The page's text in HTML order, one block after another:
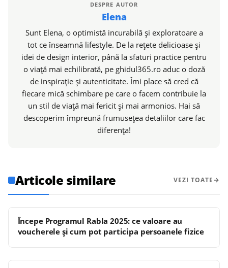
DESPRE AUTOR
Elena
Sunt Elena, o optimistă incurabilă și exploratoare a
tot ce înseamnă lifestyle. De la rețete delicioase și
idei de design interior, până la sfaturi practice pentru
o viață mai echilibrată, pe ghidul365.ro aduc o doză
de inspirație și autenticitate. Îmi place să cred că
fiecare mică schimbare pe care o facem contribuie la
un stil de viață mai fericit și mai armonios. Hai să
descoperim împreună frumusețea detaliilor care fac
diferența!
Articole similare VEZI TOATE
Începe Programul Rabla 2025: ce valoare au
voucherele și cum pot participa persoanele fizice